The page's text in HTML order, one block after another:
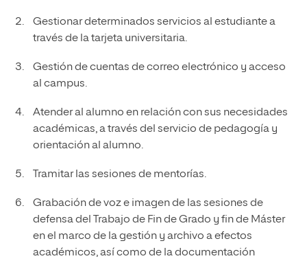
Gestionar determinados servicios al estudiante a
través de la tarjeta universitaria.
Gestión de cuentas de correo electrónico y acceso
al campus.
Atender al alumno en relación con sus necesidades
académicas, a través del servicio de pedagogía y
orientación al alumno.
Tramitar las sesiones de mentorías.
Grabación de voz e imagen de las sesiones de
defensa del Trabajo de Fin de Grado y fin de Máster
en el marco de la gestión y archivo a efectos
académicos, así como de la documentación